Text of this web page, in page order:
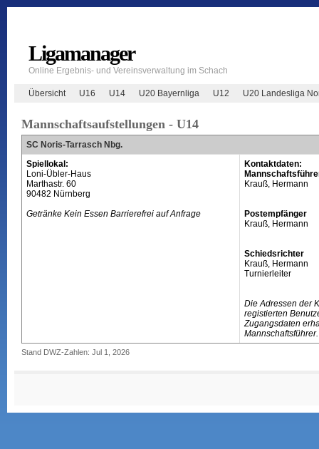
Ligamanager
Online Ergebnis- und Vereinsverwaltung im Schach
Übersicht U16 U14 U20 Bayernliga U12 U20 Landesliga
Mannschaftsaufstellungen - U14
SC Noris-Tarrasch Nbg.
Spiellokal:
Loni-Übler-Haus
Marthastr. 60
90482 Nürnberg
Getränke Kein Essen Barrierefrei auf Anfrage
Kontaktdaten:
Krauß, Hermann
Postempfänger
Krauß, Hermann
Schiedsrichter
Krauß, Hermann
Turnierleiter
Die Adressen der
registierten
Zugangsdaten
Mannschaftsführer.
Stand DWZ-Zahlen: Jul 1, 2026